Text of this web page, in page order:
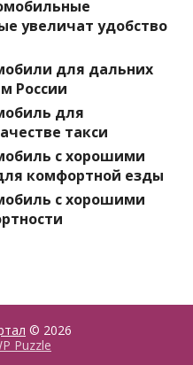
увеличат удобство
для дальних
России
для
такси
с хорошими
комфортной езды
с хорошими
© 2026
Puzzle